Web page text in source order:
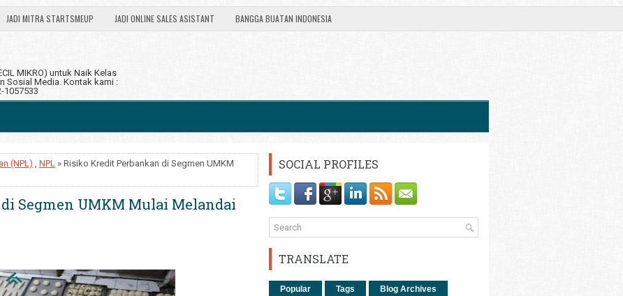
JADI MITRA STARTSMEUP JADI ONLINE SALES ASISTANT BANGGA BUATAN INDONESIA
MIKRO) untuk Naik Kelas
Sosial Media. Kontak kami :
1057533
(NPL) , NPL » Risiko Kredit Perbankan di Segmen UMKM
Segmen UMKM Mulai Melandai
SOCIAL PROFILES
TRANSLATE
Popular Tags Blog Archives